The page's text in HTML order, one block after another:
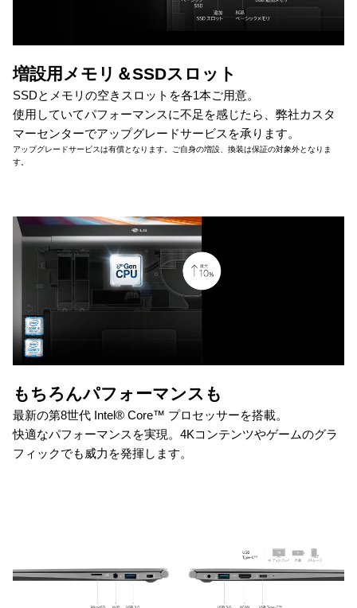
増設用メモリ＆SSDスロット
SSDとメモリの空きスロットを各1本ご用意。
使用していてパフォーマンスに不足を感じたら、弊社カスタ
マーセンターでアップグレードサービスを承ります。
アップグレードサービスは有償となります。ご自身の増設、換装は保証の対象外となりま
す。
もちろんパフォーマンスも
最新の第8世代 Intel® Core™ プロセッサーを搭載。
快適なパフォーマンスを実現。4Kコンテンツやゲームのグラ
フィックでも威力を発揮します。